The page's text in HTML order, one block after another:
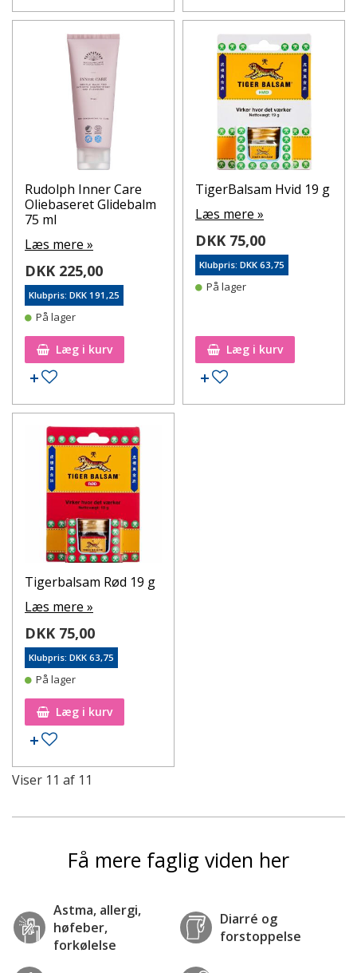
Rudolph Inner Care
Oliebaseret Glidebalm
75 ml
Læs mere »
DKK 225,00
Klubpris: DKK 191,25
På lager
Læg i kurv
Tilføj til ønskeseddel
TigerBalsam Hvid 19 g
Læs mere »
DKK 75,00
Klubpris: DKK 63,75
På lager
Læg i kurv
Tilføj til ønskeseddel
Tigerbalsam Rød 19 g
Læs mere »
DKK 75,00
Klubpris: DKK 63,75
På lager
Læg i kurv
Tilføj til ønskeseddel
Viser 11 af 11
Få mere faglig viden her
Astma, allergi,
høfeber,
forkølelse
Diarré og
forstoppelse